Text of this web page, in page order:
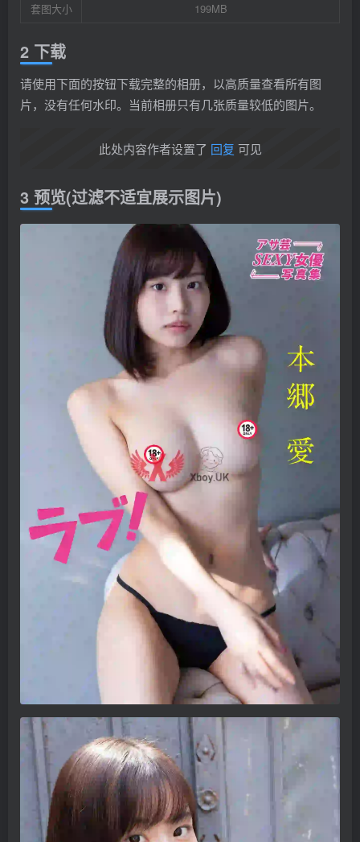
套图大小
199MB
2 下载
请使用下面的按钮下载完整的相册，以高质量查看所有图
片，没有任何水印。当前相册只有几张质量较低的图片。
此处内容作者设置了 回复 可见
3 预览(过滤不适宜展示图片)